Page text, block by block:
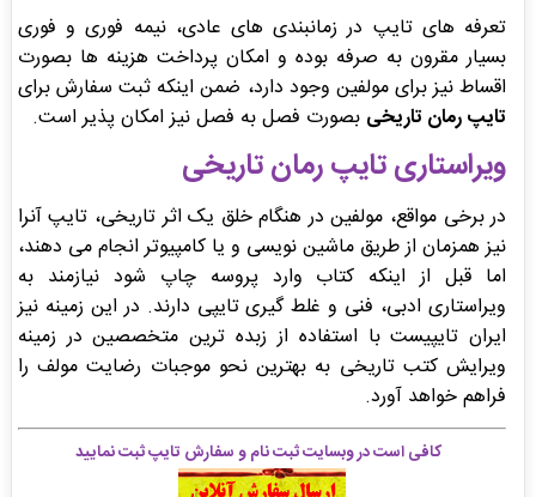
تعرفه های تایپ در زمانبندی های عادی، نیمه فوری و فوری
بسیار مقرون به صرفه بوده و امکان پرداخت هزینه ها بصورت
اقساط نیز برای مولفین وجود دارد، ضمن اینکه ثبت سفارش برای
تایپ رمان تاریخی بصورت فصل به فصل نیز امکان پذیر است.
ویراستاری تایپ رمان تاریخی
در برخی مواقع، مولفین در هنگام خلق یک اثر تاریخی، تایپ آنرا
نیز همزمان از طریق ماشین نویسی و یا کامپیوتر انجام می دهند،
اما قبل از اینکه کتاب وارد پروسه چاپ شود نیازمند به
ویراستاری ادبی، فنی و غلط گیری تایپی دارند. در این زمینه نیز
ایران تایپیست با استفاده از زبده ترین متخصصین در زمینه
ویرایش کتب تاریخی به بهترین نحو موجبات رضایت مولف را
فراهم خواهد آورد.
کافی است در وبسایت ثبت نام و سفارش تایپ ثبت نمایید